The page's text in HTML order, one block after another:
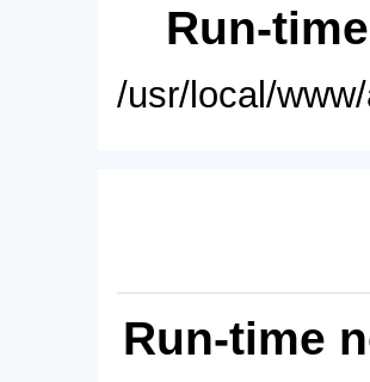
Run-
/usr/local/
Run-time